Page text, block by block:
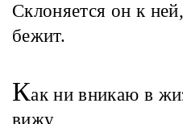
Склоняется он к
бежит.
Как ни вникаю в
вижу,